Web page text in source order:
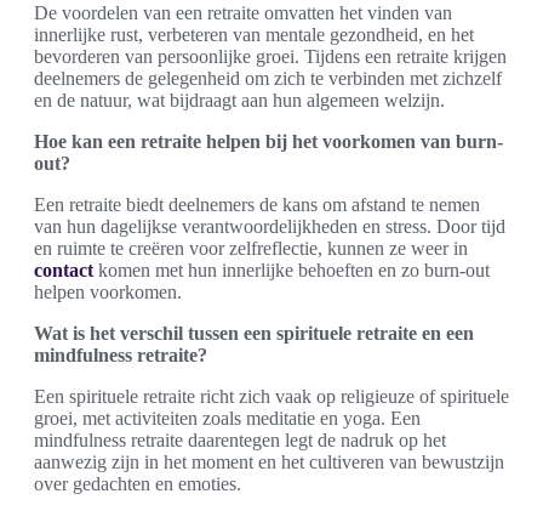
De voordelen van een retraite omvatten het vinden van
innerlijke rust, verbeteren van mentale gezondheid, en het
bevorderen van persoonlijke groei. Tijdens een retraite krijgen
deelnemers de gelegenheid om zich te verbinden met zichzelf
en de natuur, wat bijdraagt aan hun algemeen welzijn.
Hoe kan een retraite helpen bij het voorkomen van burn-
out?
Een retraite biedt deelnemers de kans om afstand te nemen
van hun dagelijkse verantwoordelijkheden en stress. Door tijd
en ruimte te creëren voor zelfreflectie, kunnen ze weer in
contact komen met hun innerlijke behoeften en zo burn-out
helpen voorkomen.
Wat is het verschil tussen een spirituele retraite en een
mindfulness retraite?
Een spirituele retraite richt zich vaak op religieuze of spirituele
groei, met activiteiten zoals meditatie en yoga. Een
mindfulness retraite daarentegen legt de nadruk op het
aanwezig zijn in het moment en het cultiveren van bewustzijn
over gedachten en emoties.